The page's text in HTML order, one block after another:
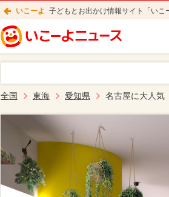
いこーよ 子どもとお出かけ情報サイト「いこ
全国 東海 愛知県 名古屋に大人気